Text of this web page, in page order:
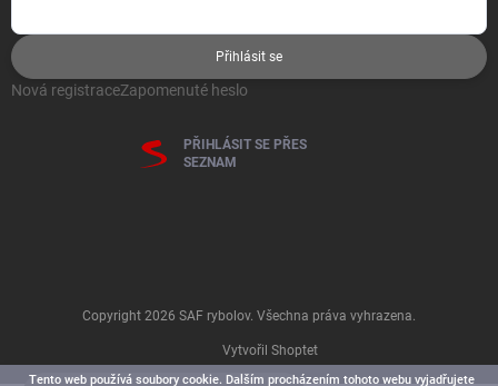
Tento web používá soubory cookie. Dalším procházením tohoto webu vyjadřujete
Přihlásit se
Nová registraceZapomenuté heslo
PŘIHLÁSIT SE PŘES
SEZNAM
Vytvořil Shoptet
Copyright 2026 SAF rybolov. Všechna práva vyhrazena.